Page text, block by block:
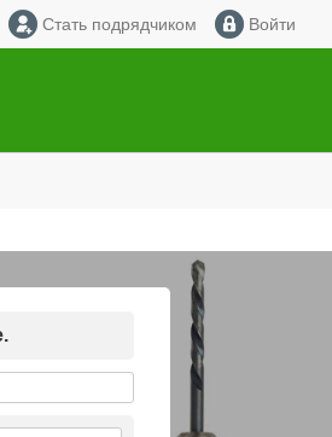
Стать подрядчиком Войти